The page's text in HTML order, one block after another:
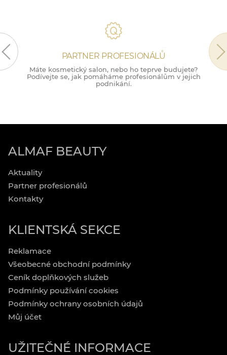
PARTNER PROFESIONÁLŮ
Máte kosmetický salon, nebo ho teprve budujete?
Podívejte se, jak pomáháme profesionálům v jejich
podnikání.
ALMAF BEAUTY
Aktuality
Partner profesionálů
Kontakty
KLIENTSKÁ SEKCE
Reklamace
Všeobecné obchodní podmínky
Ceník doplňkových služeb
Podmínky používání cookies
Podmínky ochrany osobních údajů
Můj účet
UŽITEČNÉ INFORMACE